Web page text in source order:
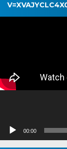
Pemutar
00:00